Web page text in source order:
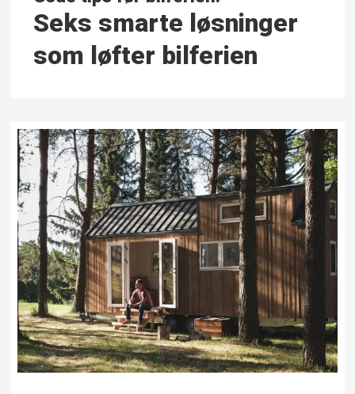
Seks smarte løsninger
som løfter bilferien